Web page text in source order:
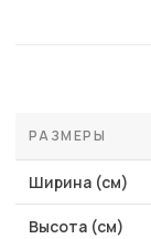
РАЗМЕРЫ
Ширина (см)
Высота (см)